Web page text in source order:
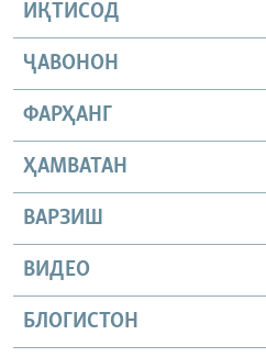
ИҚТИСОД
ҶАВОНОН
ФАРҲАНГ
ҲАМВАТАН
ВАРЗИШ
ВИДЕО
БЛОГИСТОН